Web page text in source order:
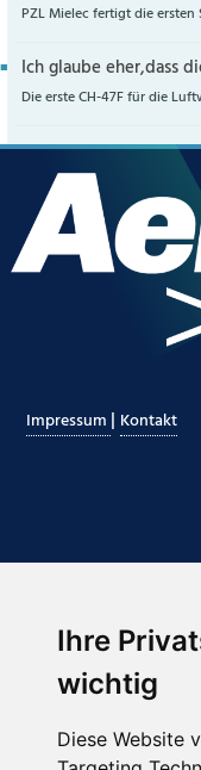
Ihre
wichtig
Diese Website
PZL Mielec fertigt die ersten
Ich glaube eher,dass
Die erste CH-47F für die
Impressum | Kontakt
Abonnieren
Email*